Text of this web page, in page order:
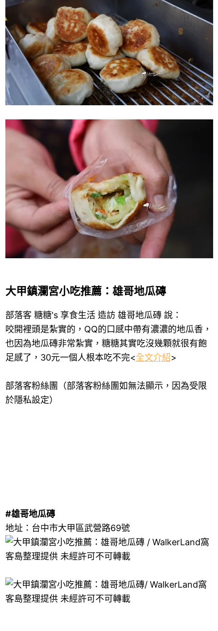
大甲鎮瀾宮小吃推薦：雄哥地瓜磚
部落客 糖糖's 享食生活 造訪 雄哥地瓜磚 說：
咬開裡頭是紮實的，QQ的口感中帶有濃濃的地瓜香，
也因為地瓜磚非常紮實，糖糖其實吃沒幾顆就很有飽
足感了，30元一個人根本吃不完<全文介紹>
部落客粉絲團（部落客粉絲團如無法顯示，因為受限
於隱私設定）
#雄哥地瓜磚
地址：台中市大甲區武營路69號